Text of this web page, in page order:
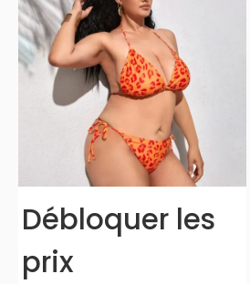
Débloquer les
prix